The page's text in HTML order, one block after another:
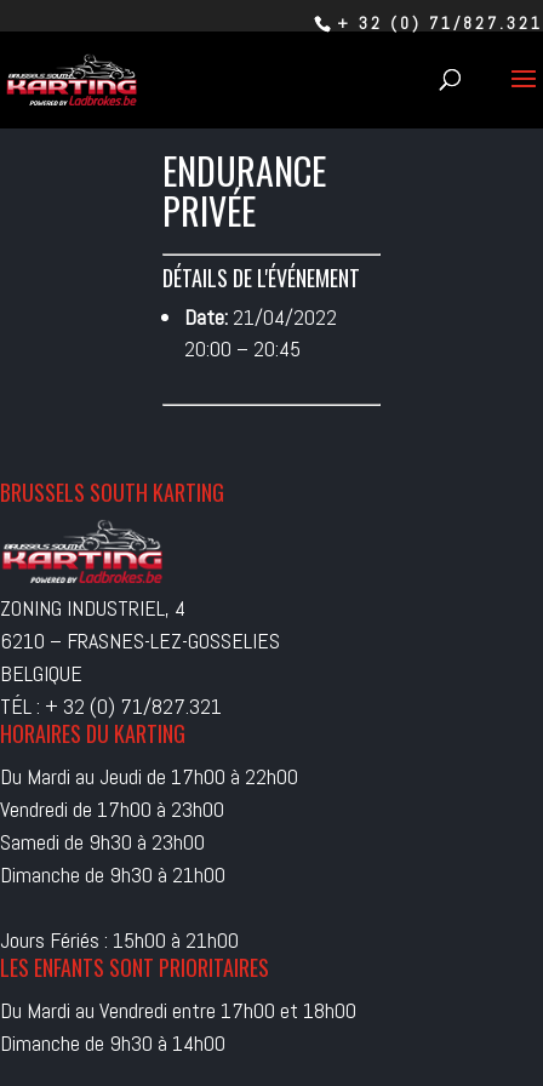
+ 32 (0) 71/827.321
ENDURANCE
PRIVÉE
DÉTAILS DE L'ÉVÉNEMENT
Date: 21/04/2022
20:00 – 20:45
BRUSSELS SOUTH KARTING
ZONING INDUSTRIEL, 4
6210 – FRASNES-LEZ-GOSSELIES
BELGIQUE
TÉL : + 32 (0) 71/827.321
HORAIRES DU KARTING
Du Mardi au Jeudi de 17h00 à 22h00
Vendredi de 17h00 à 23h00
Samedi de 9h30 à 23h00
Dimanche de 9h30 à 21h00
Jours Fériés : 15h00 à 21h00
LES ENFANTS SONT PRIORITAIRES
Du Mardi au Vendredi entre 17h00 et 18h00
Dimanche de 9h30 à 14h00